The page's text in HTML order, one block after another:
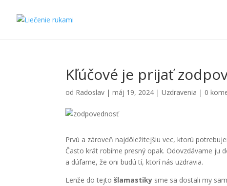
Kľúčové je prijať
od Radoslav |máj 19, 2024 |Uzdravenia | 0
Prvú a zároveň najdôležitejšiu vec, ktorú
Často krát robíme presný opak. Odovzdávame ju
a dúfame, že oni budú tí, ktorí nás uzdravia.
Lenže do tejtošlamastiky sme sa dostali my